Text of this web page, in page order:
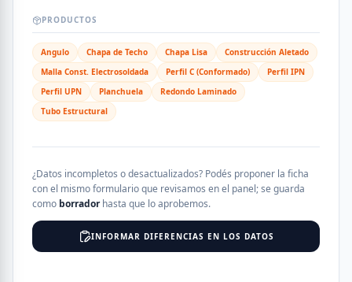
PRODUCTOS
Angulo Chapa de Techo Chapa Lisa
Construcción Aletado
Malla Const. Electrosoldada
Perfil C (Conformado)
Perfil IPN
Perfil UPN
Planchuela
Redondo Laminado
Tubo Estructural
¿Datos incompletos o desactualizados? Podés proponer la ficha
con el mismo formulario que revisamos en el panel; se guarda
como borradorhasta que lo aprobemos.
INFORMAR DIFERENCIAS EN LOS DATOS